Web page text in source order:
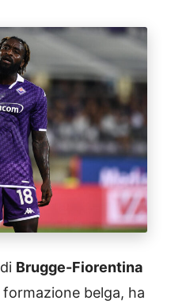
Brugge-Fiorentina
belga, ha